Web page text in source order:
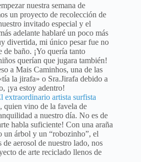
nuestra semana de
un proyecto de recolección de
invitado especial y el
adelante hablaré un poco más
divertida, mi único pesar fue no
baño. ¡Yo quería tanto
querían que jugara también!
a Mais Caminhos, una de las
la jirafa» o Sra.Jirafa debido a
¡ya estoy adentro!
artista surfista
quien vino de la favela de
a nuestro día. No es de
habla suficiente! Con una araña
un árbol y un “robozinho”, el
aerosol de nuestro lado, nos
de arte reciclado llenos de